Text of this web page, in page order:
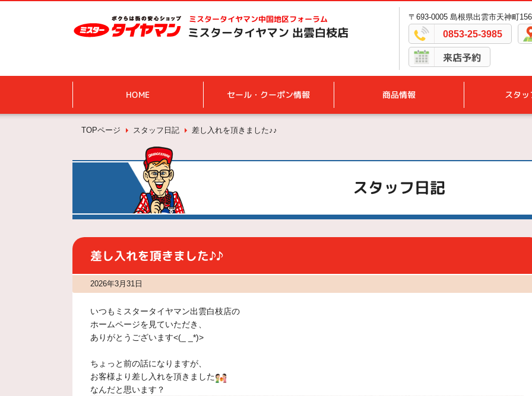
ミスタータイヤマン中国地区フォーラム
ミスタータイヤマン 出雲白枝店
〒693-0005 島根県出雲市天神町
0853-25-3985
来店予約
HOME セール・クーポン情報 商品情報 スタ
TOPページ スタッフ日記 差し入れを頂きました♪♪
スタッフ日記
差し入れを頂きました♪♪
2026年3月31日
いつもミスタータイヤマン出雲白枝店の
ホームページを見ていただき、
ありがとうございます<(_ _*)>
ちょっと前の話になりますが、
お客様より差し入れを頂きました
なんだと思います？